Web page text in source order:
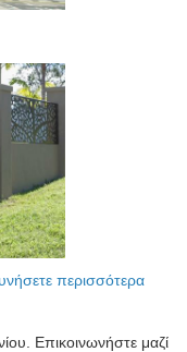
περισσότερα
Επικοινωνήστε μαζί